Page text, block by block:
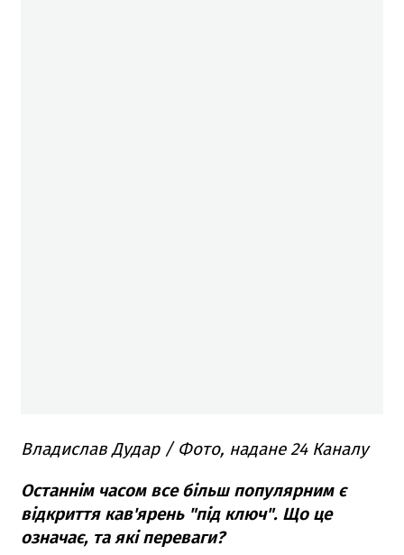
Владислав Дудар / Фото, надане 24 Каналу
Останнім часом все більш популярним є
відкриття кав'ярень "під ключ". Що це
означає, та які переваги?